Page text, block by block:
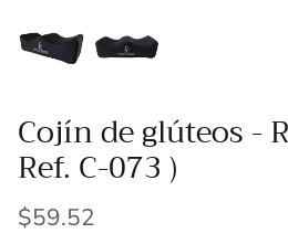
Cojín de glúteos -
Ref. C-073 )
$59.52